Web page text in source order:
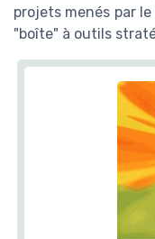
projets menés par
"boîte" à outils